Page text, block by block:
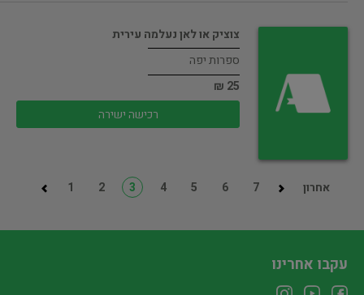
צוציק או לאן נעלמה עירית
ספרות יפה
25 ₪
רכישה ישירה
1 2 3 4 5 6 7 אחרון
עקבו אחרינו